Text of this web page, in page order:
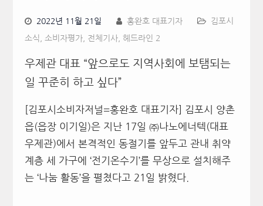
2022년 11월 21일 홍완호 대표기자 김포시
소식 소비자평가, 전체기사, 헤드라인 2
우제관 대표 “앞으로도 지역사회에 보탬되는
일 꾸준히 하고 싶다”
[김포시소비자저널=홍완호 대표기자] 김포시 양촌
읍(읍장 이기일)은 지난 17일 ㈜나노에너텍(대표
우제관)에서 본격적인 동절기를 앞두고 관내 취약
계층 세 가구에 ‘전기온수기’를 무상으로 설치해주
는 ‘나눔 활동’을 펼쳤다고 21일 밝혔다.